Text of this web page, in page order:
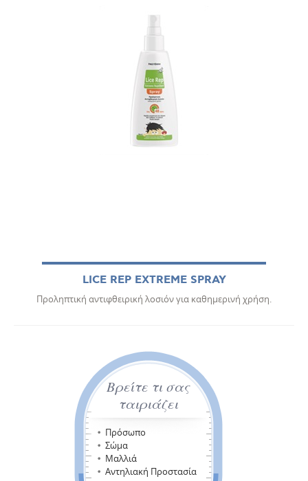
LICE REP EXTREME SPRAY
Προληπτική αντιφθειρική λοσιόν για καθημερινή χρήση.
Βρείτε τι σας
ταιριάζει
Πρόσωπο
Σώμα
Μαλλιά
Αντηλιακή Προστασία